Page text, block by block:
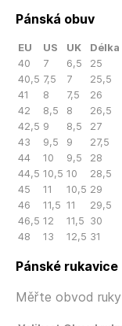
Pánská obuv
EU US UK
40
7 6,5
25
40,5 7,5 7
25,5
41
8 7,5
26
42
8,5 8
26,5
42,5 9 8,5
27
43
9,5 9
27,5
44
10 9,5
28
44,5 10,5 10
28,5
45
11 10,5 29
46
11,5 11
29,5
46,5 12 11,5 30
48
13 12,5 31
Pánské rukavice
Měřte obvod